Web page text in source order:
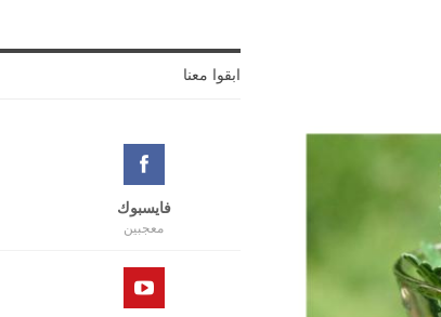
ابقوا معنا
فايسبوك
معجبين